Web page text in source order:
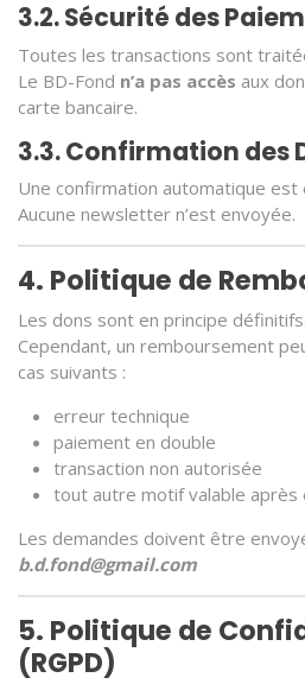
3.2. Sécurité des
Toutes les transactions sont
Le BD-Fond n’a pas accès aux
carte bancaire.
3.3. Confirmation des
Une confirmation automatique est
Aucune newsletter n’est envoyée.
4. Politique de
Les dons sont en principe définitifs.
Cependant, un remboursement
cas suivants :
erreur technique
paiement en double
transaction non autorisée
tout autre motif valable après
Les demandes doivent être
b.d.fond@gmail.com
5. Politique de
(RGPD)